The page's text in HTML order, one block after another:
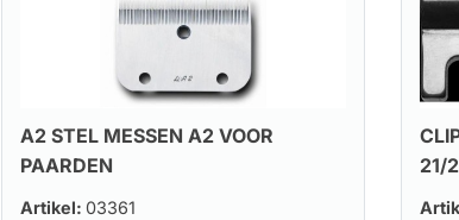
A2 STEL MESSEN A2 VOOR
PAARDEN
Artikel: 03361
21/